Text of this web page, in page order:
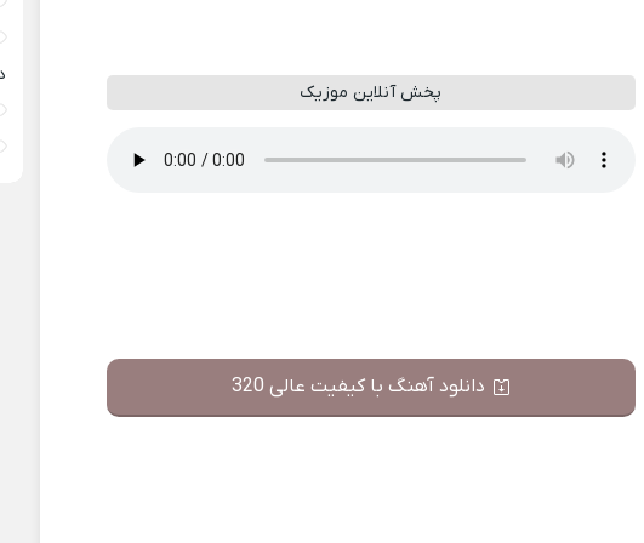
پخش آنلاین موزیک
دانلود آهنگ با کیفیت عالی 320